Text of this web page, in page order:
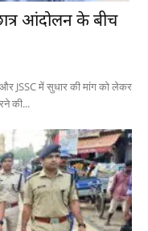
आंदोलन के बीच
JSSC में सुधार की मांग को लेकर
की...